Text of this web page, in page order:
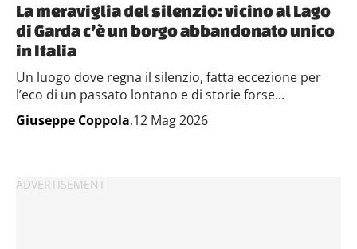
La meraviglia del silenzio: vicino al Lago
di Garda c’è un borgo abbandonato unico
in Italia
Un luogo dove regna il silenzio, fatta eccezione per
l’eco di un passato lontano e di storie forse...
Giuseppe Coppola,12 Mag 2026